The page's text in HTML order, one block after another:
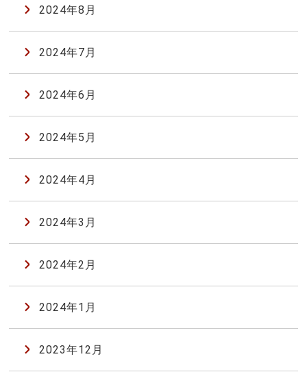
2024年8月
2024年7月
2024年6月
2024年5月
2024年4月
2024年3月
2024年2月
2024年1月
2023年12月